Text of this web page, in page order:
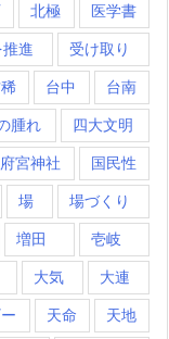
北極 医学書
推進 受け取り
台中 台南
腫れ 四大文明
宮神社 国民性
場 場づくり
増田 壱岐
大気 大連
天命 天地